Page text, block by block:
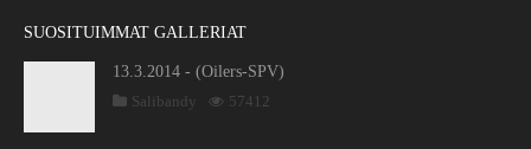
SUOSITUIMMAT GALLERIAT
13.3.2014 - (Oilers-SPV)
Salibandy
57412